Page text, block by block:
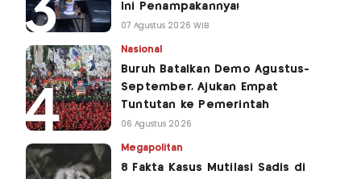
Ini Penampakannya!
07 Agustus 2026 WIB
Nasional
Buruh Batalkan Demo Agustus-
September, Ajukan Empat
Tuntutan ke Pemerintah
06 Agustus 2026
Megapolitan
8 Fakta Kasus Mutilasi Sadis di